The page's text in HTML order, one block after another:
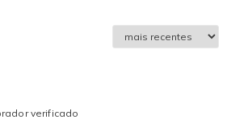
verificado